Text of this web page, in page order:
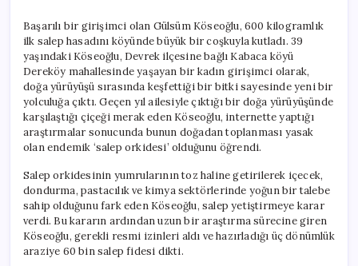
Kadın:
Salep
Yetiştiriciliği
ile
Servet
Elde
Etti
için
Başarılı bir girişimci olan Gülsüm Köseoğlu, 600 kilogramlık
ilk salep hasadını köyünde büyük bir coşkuyla kutladı. 39
yaşındaki Köseoğlu, Devrek ilçesine bağlı Kabaca köyü
Dereköy mahallesinde yaşayan bir kadın girişimci olarak,
doğa yürüyüşü sırasında keşfettiği bir bitki sayesinde yeni bir
yolculuğa çıktı. Geçen yıl ailesiyle çıktığı bir doğa yürüyüşünde
karşılaştığı çiçeği merak eden Köseoğlu, internette yaptığı
araştırmalar sonucunda bunun doğadan toplanması yasak
olan endemik ‘salep orkidesi’ olduğunu öğrendi.
Salep orkidesinin yumrularının toz haline getirilerek içecek,
dondurma, pastacılık ve kimya sektörlerinde yoğun bir talebe
sahip olduğunu fark eden Köseoğlu, salep yetiştirmeye karar
verdi. Bu kararın ardından uzun bir araştırma sürecine giren
Köseoğlu, gerekli resmi izinleri aldı ve hazırladığı üç dönümlük
araziye 60 bin salep fidesi dikti.